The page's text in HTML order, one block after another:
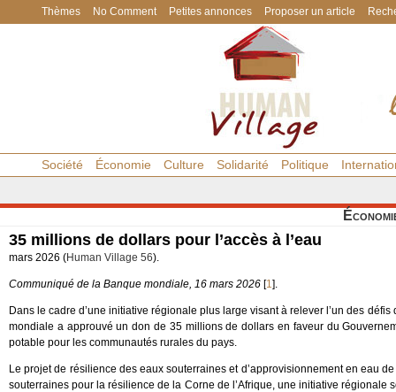
Thèmes No Comment Petites annonces Proposer un article
Société Économie Culture Solidarité Politique
35 millions de dollars pour l’accès à l’eau
mars 2026 (Human Village 56).
Communiqué de la Banque mondiale, 16 mars 2026 [1].
Dans le cadre d’une initiative régionale plus large visant à relever l’un des
mondiale a approuvé un don de 35 millions de dollars en faveur du
potable pour les communautés rurales du pays.
Le projet de résilience des eaux souterraines et d’approvisionnement en eau
souterraines pour la résilience de la Corne de l’Afrique, une initiative